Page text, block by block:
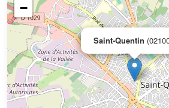
Saint-Quentin
−